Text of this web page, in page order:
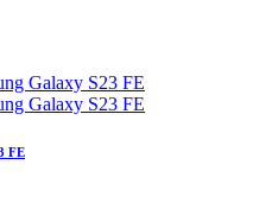
FE